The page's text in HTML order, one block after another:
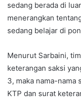
sedang berada di
menerangkan
sedang belajar di
Menurut Sarbaini,
keterangan saksi
3, maka nama-nama
KTP dan surat